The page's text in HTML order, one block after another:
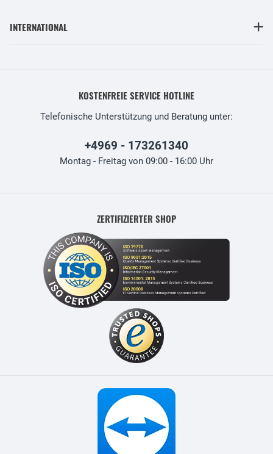
INTERNATIONAL
KOSTENFREIE SERVICE HOTLINE
Telefonische Unterstützung und Beratung unter:
+4969 - 173261340
Montag - Freitag von 09:00 - 16:00 Uhr
ZERTIFIZIERTER SHOP